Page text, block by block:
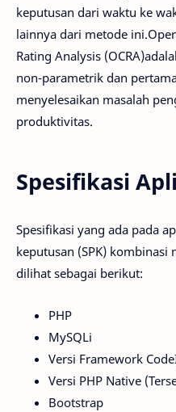
keputusan dari waktu ke
lainnya dari metode
Rating Analysis
non-parametrik dan
menyelesaikan masalah
produktivitas.
Spesifikasi
Spesifikasi yang ada pada
keputusan (SPK) kombinasi
dilihat sebagai berikut:
PHP
MySQLi
Versi Framework
Versi PHP Native
Bootstrap